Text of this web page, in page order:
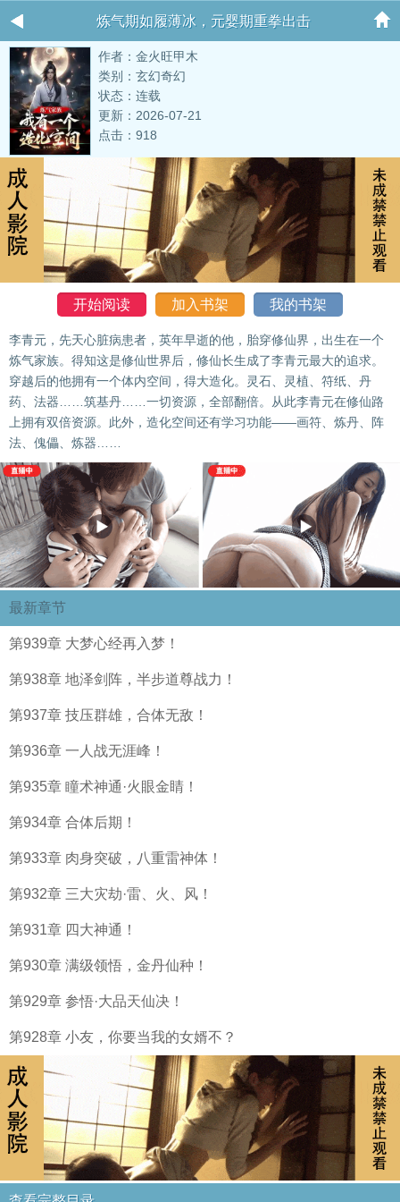
炼气期如履薄冰，元婴期重拳出击
作者：金火旺甲木
类别：玄幻奇幻
状态：连载
更新：2026-07-21
点击：918
开始阅读 加入书架 我的书架
李青元，先天心脏病患者，英年早逝的他，胎穿修仙界，出生在一个
炼气家族。得知这是修仙世界后，修仙长生成了李青元最大的追求。
穿越后的他拥有一个体内空间，得大造化。灵石、灵植、符纸、丹
药、法器……筑基丹……一切资源，全部翻倍。从此李青元在修仙路
上拥有双倍资源。此外，造化空间还有学习功能——画符、炼丹、阵
法、傀儡、炼器……
最新章节
第939章 大梦心经再入梦！
第938章 地泽剑阵，半步道尊战力！
第937章 技压群雄，合体无敌！
第936章 一人战无涯峰！
第935章 瞳术神通·火眼金睛！
第934章 合体后期！
第933章 肉身突破，八重雷神体！
第932章 三大灾劫·雷、火、风！
第931章 四大神通！
第930章 满级领悟，金丹仙种！
第929章 参悟·大品天仙决！
第928章 小友，你要当我的女婿不？